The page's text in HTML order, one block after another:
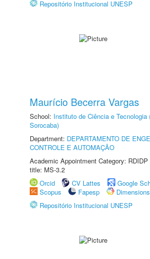
Repositório Institucional UNESP
Maurício Becerra Vargas
School: Instituto de Ciência e Tecnologia
Sorocaba)
Department: DEPARTAMENTO DE
CONTROLE E AUTOMAÇÃO
Academic Appointment Category:
title: MS-3.2
Orcid
CV Lattes
Google
Scopus
Fapesp
Dimensions
Repositório Institucional UNESP